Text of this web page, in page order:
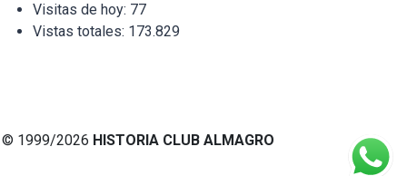
Visitas de hoy: 77
Vistas totales: 173.829
© 1999/2026 HISTORIA CLUB ALMAGRO